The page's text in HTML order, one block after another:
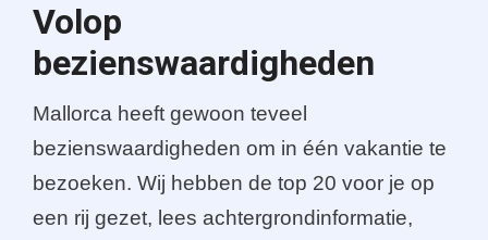
Volop
bezienswaardigheden
Mallorca heeft gewoon teveel
bezienswaardigheden om in één vakantie te
bezoeken. Wij hebben de top 20 voor je op
een rij gezet, lees achtergrondinformatie,